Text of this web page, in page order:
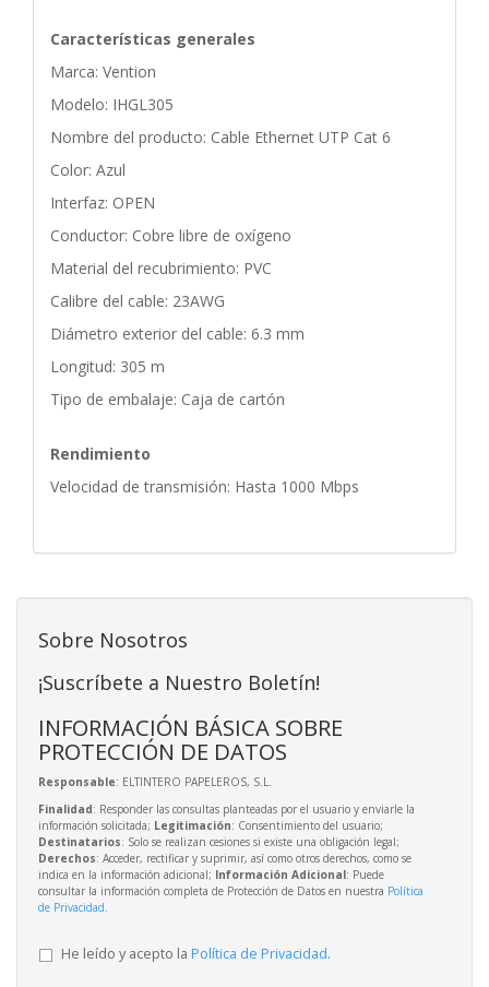
Características generales
Marca: Vention
Modelo: IHGL305
Nombre del producto: Cable Ethernet UTP Cat 6
Color: Azul
Interfaz: OPEN
Conductor: Cobre libre de oxígeno
Material del recubrimiento: PVC
Calibre del cable: 23AWG
Diámetro exterior del cable: 6.3 mm
Longitud: 305 m
Tipo de embalaje: Caja de cartón
Rendimiento
Velocidad de transmisión: Hasta 1000 Mbps
Sobre Nosotros
¡Suscríbete a Nuestro Boletín!
INFORMACIÓN BÁSICA SOBRE
PROTECCIÓN DE DATOS
Responsable: ELTINTERO PAPELEROS, S.L.
Finalidad: Responder las consultas planteadas por el usuario y enviarle la
información solicitada; Legitimación: Consentimiento del usuario;
Destinatarios: Solo se realizan cesiones si existe una obligación legal;
Derechos: Acceder, rectificar y suprimir, así como otros derechos, como se
indica en la información adicional; Información Adicional: Puede
consultar la información completa de Protección de Datos en nuestra Política
de Privacidad
He leído y acepto la Política de Privacidad.